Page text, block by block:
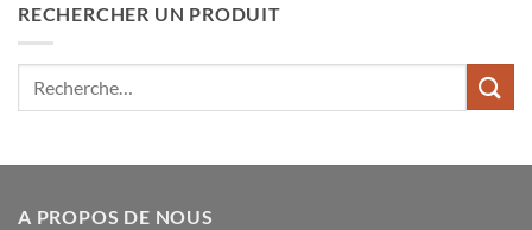
RECHERCHER UN PRODUIT
A PROPOS DE NOUS